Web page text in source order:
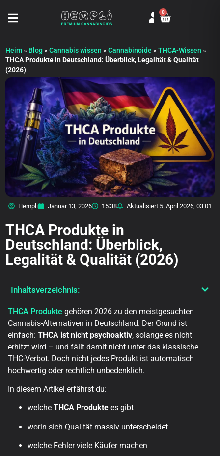
Seitenmenü öffnen
0
Heim » Blog »Cannabis wissen »Cannabinoide »THCA-Wissen »
THCA Produkte in Deutschland: Überblick, Legalität & Qualität
(2026)
Hempli Januar 13, 2026 15:38 Aktualisiert 5. April 2026, 03:01
THCA Produkte in
Deutschland: Überblick,
Legalität & Qualität (2026)
Inhaltsverzeichnis:
THCA Produkte gehören 2026 zu den meistgesuchten
Cannabis-Alternativen in Deutschland. Der Grund ist
einfach:THCA ist nicht psychoaktiv, solange es nicht
erhitzt wird – und fällt damit nicht unter das klassische
THC-Verbot. Doch nicht jedes Produkt ist automatisch
hochwertig oder rechtlich unbedenklich.
In diesem Artikel erfährst du:
welcheTHCA Produkte es gibt
worin sich Qualität massiv unterscheidet
welche Fehler viele Käufer machen